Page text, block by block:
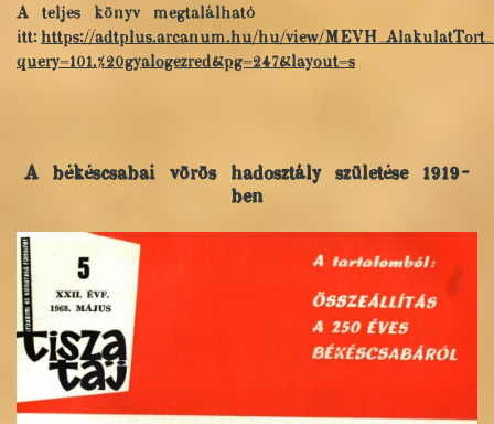
A teljes könyv megtalálható
itt:https://adtplus.arcanum.hu/hu/view/
query=101.%20gyalogezred&pg=247&layout=s
A békéscsabai vörös hadosztály születése 1919-
ben